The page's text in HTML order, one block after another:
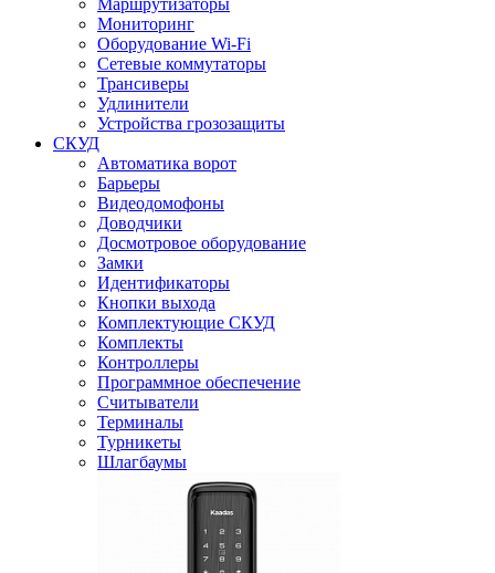
Маршрутизаторы
Мониторинг
Оборудование Wi-Fi
Сетевые коммутаторы
Трансиверы
Удлинители
Устройства грозозащиты
СКУД
Автоматика ворот
Барьеры
Видеодомофоны
Доводчики
Досмотровое оборудование
Замки
Идентификаторы
Кнопки выхода
Комплектующие СКУД
Комплекты
Контроллеры
Программное обеспечение
Считыватели
Терминалы
Турникеты
Шлагбаумы